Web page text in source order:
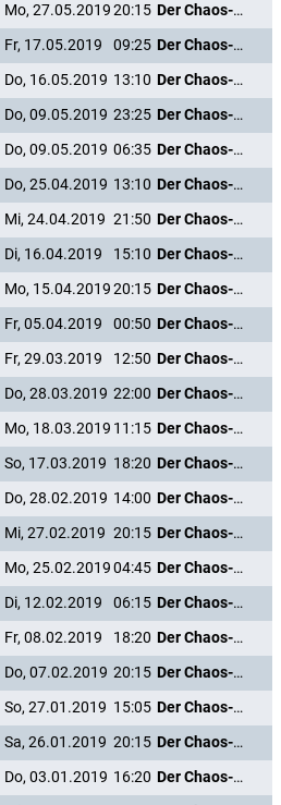
Mo, 27.05.201920:15
Der Chaos-Dad
Fr, 17.05.2019 09:25
Der Chaos-Dad
Do, 16.05.2019 13:10
Der Chaos-Dad
Do, 09.05.2019 23:25
Der Chaos-Dad
Do, 09.05.2019 06:35
Der Chaos-Dad
Do, 25.04.2019 13:10
Der Chaos-Dad
Mi, 24.04.2019 21:50
Der Chaos-Dad
Di, 16.04.2019 15:10
Der Chaos-Dad
Mo, 15.04.201920:15
Der Chaos-Dad
Fr, 05.04.2019 00:50
Der Chaos-Dad
Fr, 29.03.2019 12:50
Der Chaos-Dad
Do, 28.03.2019 22:00
Der Chaos-Dad
Mo, 18.03.2019 11:15
Der Chaos-Dad
So, 17.03.2019 18:20
Der Chaos-Dad
Do, 28.02.2019 14:00
Der Chaos-Dad
Mi, 27.02.2019 20:15
Der Chaos-Dad
Mo, 25.02.201904:45
Der Chaos-Dad
Di, 12.02.2019 06:15
Der Chaos-Dad
Fr, 08.02.2019 18:20
Der Chaos-Dad
Do, 07.02.2019 20:15
Der Chaos-Dad
So, 27.01.2019 15:05
Der Chaos-Dad
Sa, 26.01.2019 20:15
Der Chaos-Dad
Do, 03.01.2019 16:20
Der Chaos-Dad